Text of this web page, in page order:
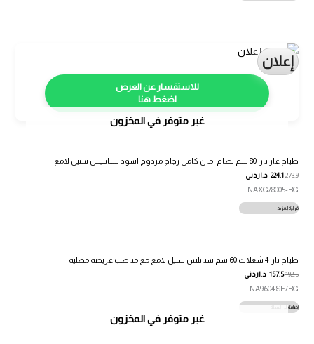
إعلان
اضغط هنا
غير متوفر في المخزون
طباخ غاز نارا 80 سم نظام امان كامل زجاج مزدوج اسود ستانليس ستيل لامع
273.9
224.1 د.اردني
NAXG/8005-BG
قراءة المزيد
طباخ نارا 4 شعلات 60 سم ستانلس ستيل لامع مع مناصب عريضة مطلية
192.5
157.5 د.اردني
NA9604 SF/BG
إضافة إلى السلة
غير متوفر في المخزون